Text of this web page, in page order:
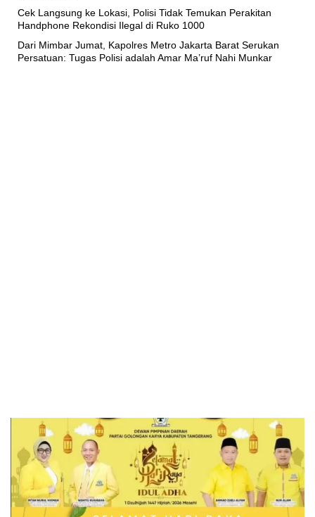
Cek Langsung ke Lokasi, Polisi Tidak Temukan Perakitan
Handphone Rekondisi Ilegal di Ruko 1000
Dari Mimbar Jumat, Kapolres Metro Jakarta Barat Serukan
Persatuan: Tugas Polisi adalah Amar Ma’ruf Nahi Munkar